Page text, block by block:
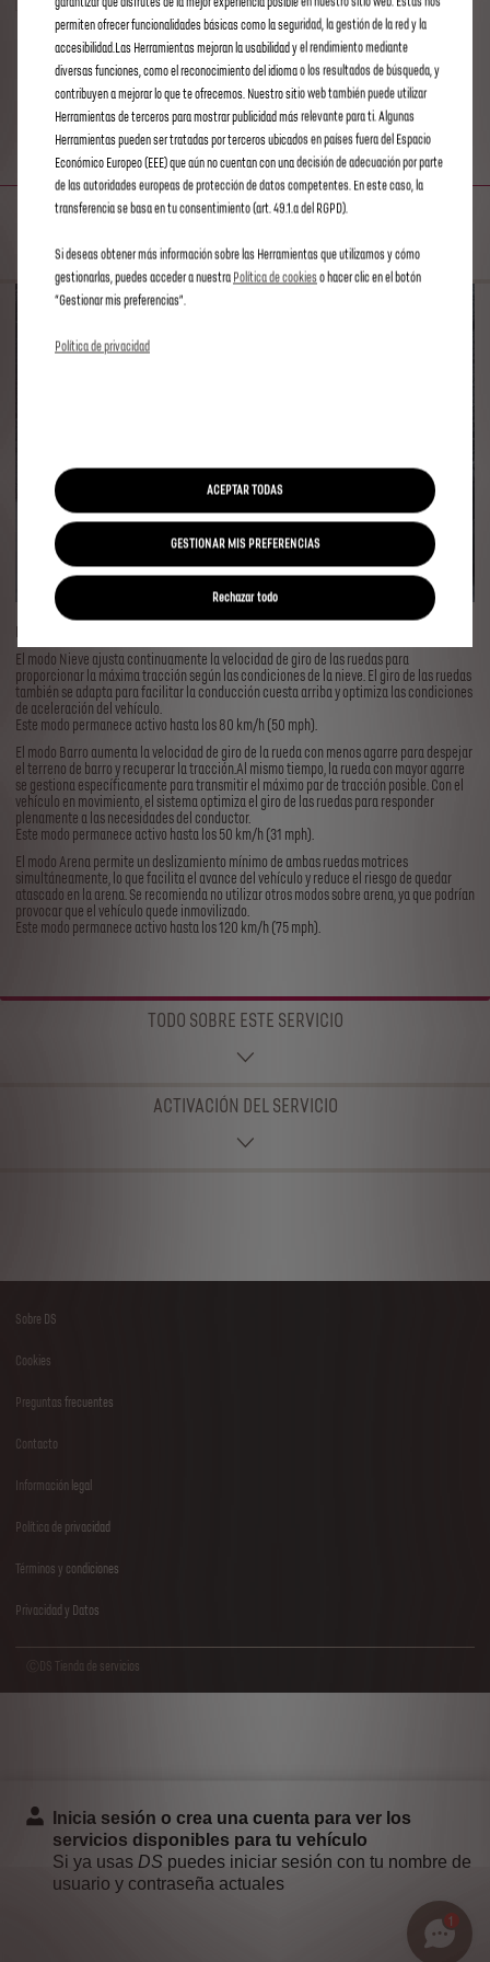
ADVANCED TRACTION
CONTROL
ESTABILIDAD MEJORADA
El modo Nieve ajusta continuamente la velocidad de giro de las ruedas para
proporcionar la máxima tracción según las condiciones de la nieve. El giro de las ruedas
también se adapta para facilitar la conducción cuesta arriba y optimiza las condiciones
de aceleración del vehículo.
Este modo permanece activo hasta los 80 km/h (50 mph).
El modo Barro aumenta la velocidad de giro de la rueda con menos agarre para despejar
el terreno de barro y recuperar la tracción.Al mismo tiempo, la rueda con mayor agarre
se gestiona específicamente para transmitir el máximo par de tracción posible. Con el
vehículo en movimiento, el sistema optimiza el giro de las ruedas para responder
plenamente a las necesidades del conductor.
Este modo permanece activo hasta los 50 km/h (31 mph).
El modo Arena permite un deslizamiento mínimo de ambas ruedas motrices
simultáneamente, lo que facilita el avance del vehículo y reduce el riesgo de quedar
atascado en la arena. Se recomienda no utilizar otros modos sobre arena, ya que podrían
provocar que el vehículo quede inmovilizado.
Este modo permanece activo hasta los 120 km/h (75 mph).
TODO SOBRE ESTE SERVICIO
ACTIVACIÓN DEL SERVICIO
Footer
Sobre DS
Cookies
Preguntas frecuentes
Contacto
Información legal
Política de privacidad
Términos y condiciones
Privacidad y Datos
ⒸDS Tienda de servicios
Inicia sesión o crea una cuenta para ver los
servicios disponibles para tu vehículo
Si ya usas DS puedes iniciar sesión con tu nombre de
usuario y contraseña actuales
CREAR CUENTA
permiten ofrecer funcionalidades básicas como la seguridad, la gestión de la red y la
accesibilidad.Las Herramientas mejoran la usabilidad y el rendimiento mediante
diversas funciones, como el reconocimiento del idioma o los resultados de búsqueda, y
contribuyen a mejorar lo que te ofrecemos. Nuestro sitio web también puede utilizar
Herramientas de terceros para mostrar publicidad más relevante para ti. Algunas
Herramientas pueden ser tratadas por terceros ubicados en países fuera del Espacio
Económico Europeo (EEE) que aún no cuentan con una decisión de adecuación por parte
de las autoridades europeas de protección de datos competentes. En este caso, la
transferencia se basa en tu consentimiento (art. 49.1.a del RGPD).
Si deseas obtener más información sobre las Herramientas que utilizamos y cómo
gestionarlas, puedes acceder a nuestra Política de cookieso hacer clic en el botón
“Gestionar mis preferencias”.
Política de privacidad
GESTIONAR MIS PREFERENCIAS
ACEPTAR TODAS
Rechazar todo
1